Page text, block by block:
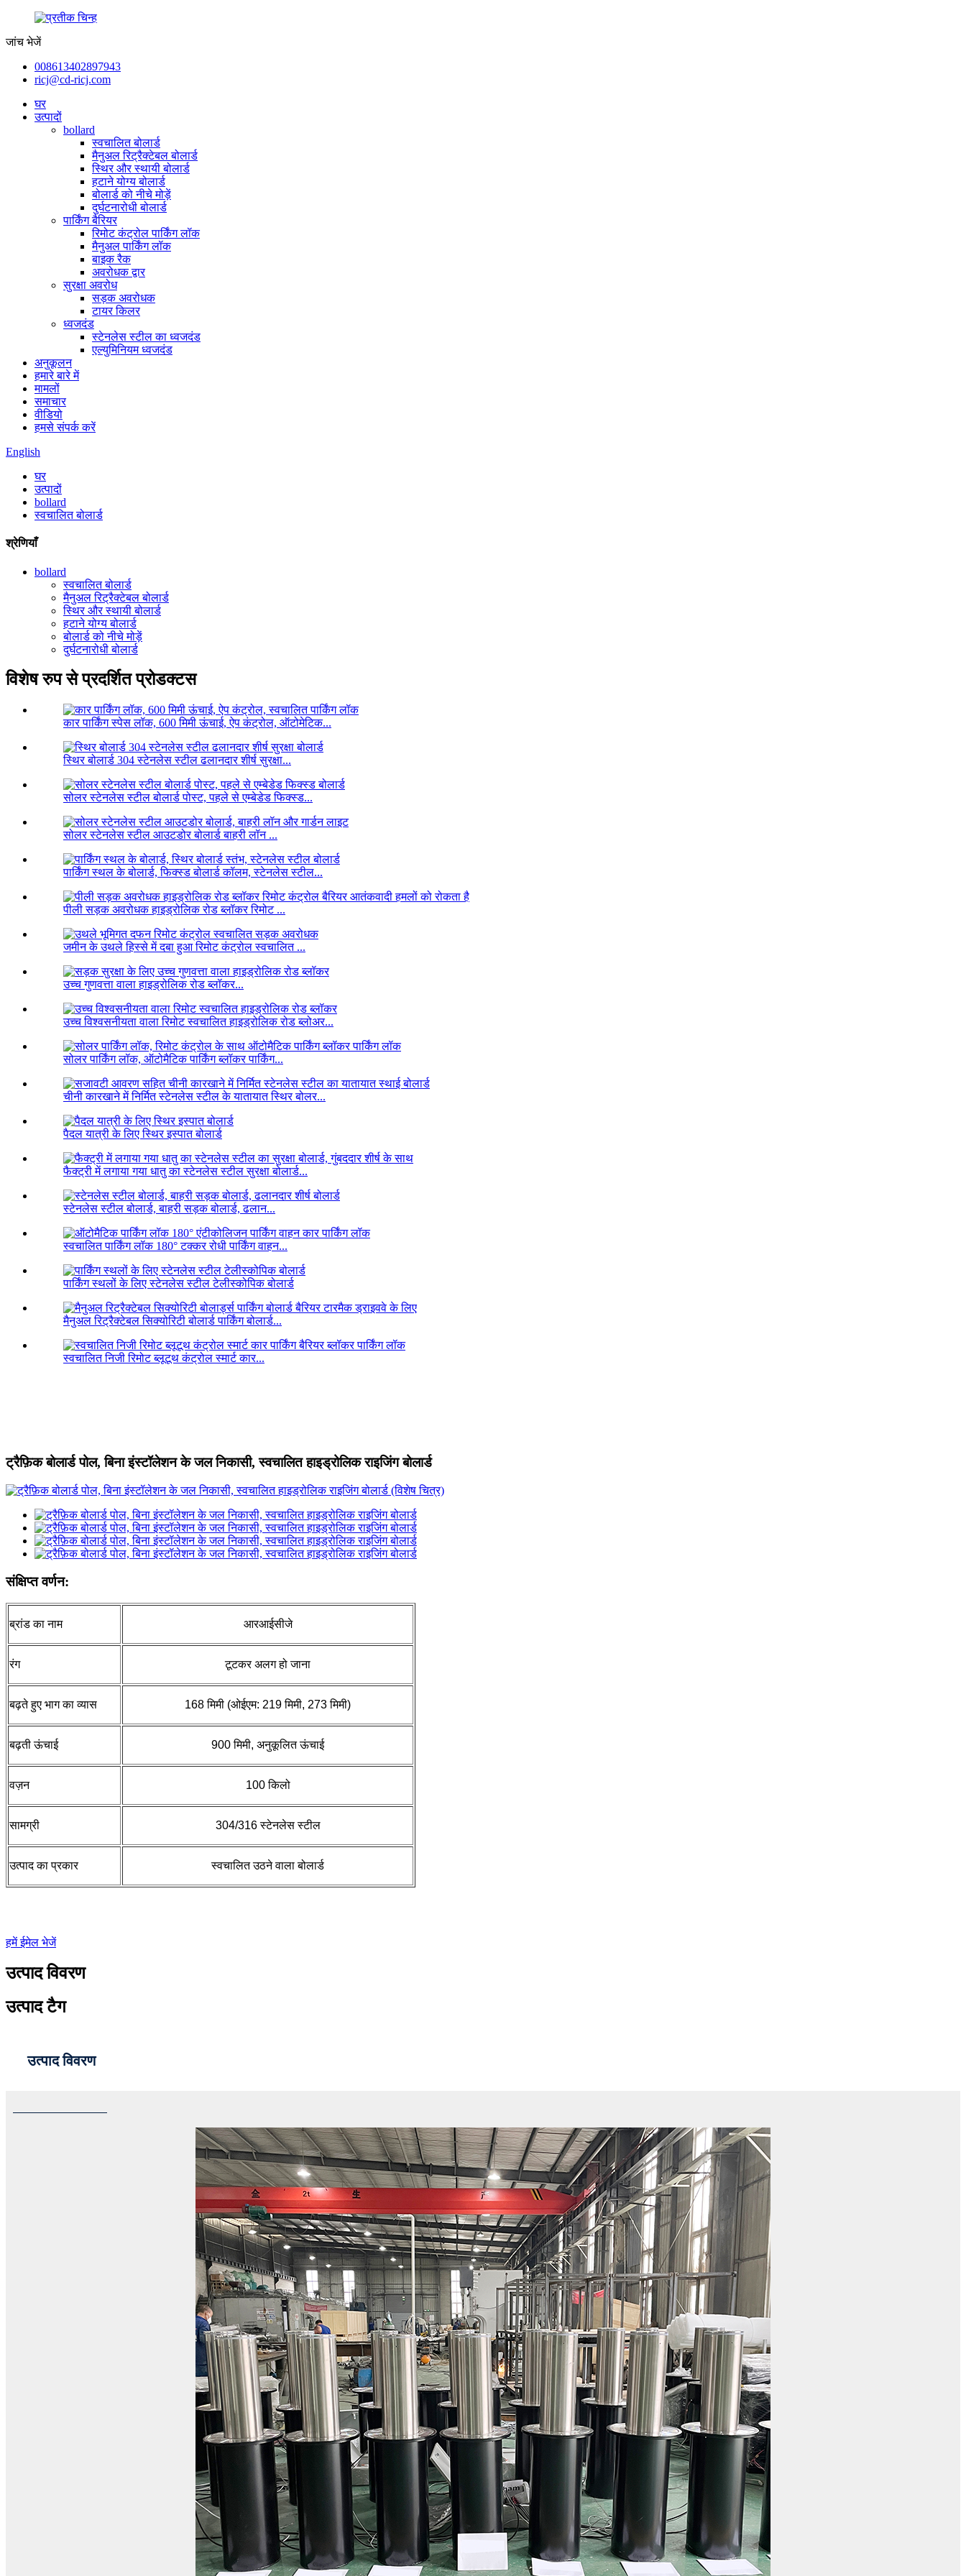
जांच भेजें
008613402897943
ricj@cd-ricj.com
घर
उत्पादों
bollard
स्वचालित बोलार्ड
मैनुअल रिट्रैक्टेबल बोलार्ड
स्थिर और स्थायी बोलार्ड
हटाने योग्य बोलार्ड
बोलार्ड को नीचे मोड़ें
दुर्घटनारोधी बोलार्ड
पार्किंग बैरियर
रिमोट कंट्रोल पार्किंग लॉक
मैनुअल पार्किंग लॉक
बाइक रैक
अवरोधक द्वार
सुरक्षा अवरोध
सड़क अवरोधक
टायर किलर
ध्वजदंड
स्टेनलेस स्टील का ध्वजदंड
एल्युमिनियम ध्वजदंड
अनुकूलन
हमारे बारे में
मामलों
समाचार
वीडियो
हमसे संपर्क करें
English
घर
उत्पादों
bollard
स्वचालित बोलार्ड
श्रेणियाँ
bollard
स्वचालित बोलार्ड
मैनुअल रिट्रैक्टेबल बोलार्ड
स्थिर और स्थायी बोलार्ड
हटाने योग्य बोलार्ड
बोलार्ड को नीचे मोड़ें
दुर्घटनारोधी बोलार्ड
विशेष रुप से प्रदर्शित प्रोडक्टस
कार पार्किंग स्पेस लॉक, 600 मिमी ऊंचाई, ऐप कंट्रोल, ऑटोमेटिक...
स्थिर बोलार्ड 304 स्टेनलेस स्टील ढलानदार शीर्ष सुरक्षा...
सोलर स्टेनलेस स्टील बोलार्ड पोस्ट, पहले से एम्बेडेड फिक्स्ड...
सोलर स्टेनलेस स्टील आउटडोर बोलार्ड बाहरी लॉन ...
पार्किंग स्थल के बोलार्ड, फिक्स्ड बोलार्ड कॉलम, स्टेनलेस स्टील...
पीली सड़क अवरोधक हाइड्रोलिक रोड ब्लॉकर रिमोट ...
जमीन के उथले हिस्से में दबा हुआ रिमोट कंट्रोल स्वचालित ...
उच्च गुणवत्ता वाला हाइड्रोलिक रोड ब्लॉकर...
उच्च विश्वसनीयता वाला रिमोट स्वचालित हाइड्रोलिक रोड ब्लोअर...
सोलर पार्किंग लॉक, ऑटोमैटिक पार्किंग ब्लॉकर पार्किंग...
चीनी कारखाने में निर्मित स्टेनलेस स्टील के यातायात स्थिर बोलर...
पैदल यात्री के लिए स्थिर इस्पात बोलार्ड
फैक्ट्री में लगाया गया धातु का स्टेनलेस स्टील सुरक्षा बोलार्ड...
स्टेनलेस स्टील बोलार्ड, बाहरी सड़क बोलार्ड, ढलान...
स्वचालित पार्किंग लॉक 180° टक्कर रोधी पार्किंग वाहन...
पार्किंग स्थलों के लिए स्टेनलेस स्टील टेलीस्कोपिक बोलार्ड
मैनुअल रिट्रैक्टेबल सिक्योरिटी बोलार्ड पार्किंग बोलार्ड...
स्वचालित निजी रिमोट ब्लूटूथ कंट्रोल स्मार्ट कार...
ट्रैफ़िक बोलार्ड पोल, बिना इंस्टॉलेशन के जल निकासी, स्वचालित हाइड्रोलिक राइजिंग बोलार्ड
संक्षिप्त वर्णन:
ब्रांड का नाम आरआईसीजे
रंग टूटकर अलग हो जाना
बढ़ते हुए भाग का व्यास 168 मिमी (ओईएम: 219 मिमी, 273 मिमी)
बढ़ती ऊंचाई 900 मिमी, अनुकूलित ऊंचाई
वज़न 100 किलो
सामग्री 304/316 स्टेनलेस स्टील
उत्पाद का प्रकार स्वचालित उठने वाला बोलार्ड
हमें ईमेल भेजें
उत्पाद विवरण
उत्पाद टैग
उत्पाद विवरण